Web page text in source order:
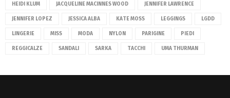
HEIDI KLUM JACQUELINE MACINNES WOOD JENNIFER LAWRENCE
JENNIFER LOPEZ JESSICA ALBA KATE MOSS LEGGINGS LGDD
LINGERIE MISS MODA NYLON PARIGINE PIEDI
REGGICALZE SANDALI SARKA TACCHI UMA THURMAN